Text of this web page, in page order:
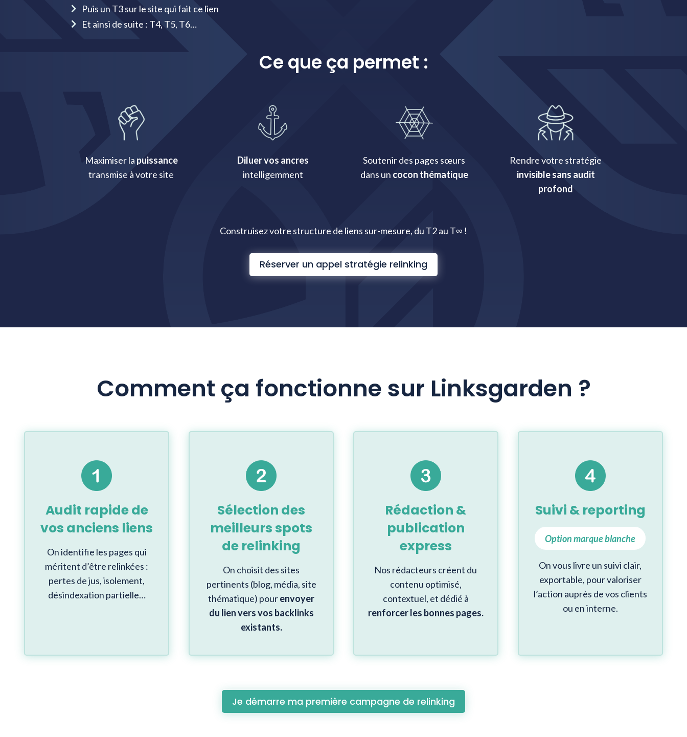
 Puis un T3 sur le site qui fait ce lien
 Et ainsi de suite : T4, T5, T6…
Ce que ça permet :
Maximiser la puissance
transmise à votre site
Diluer vos ancres
intelligemment
Soutenir des pages sœurs
dans un cocon thématique
Rendre votre stratégie
invisible sans audit
profond
Construisez votre structure de liens sur-mesure, du T2 au T∞ !
Réserver un appel stratégie relinking
Comment ça fonctionne sur Linksgarden ?
Audit rapide de
vos anciens liens
On identifie les pages qui
méritent d’être relinkées :
pertes de jus, isolement,
désindexation partielle…
Sélection des
meilleurs spots
de relinking
On choisit des sites
pertinents (blog, média, site
thématique) pourenvoyer
du lien vers vos backlinks
existants.
Rédaction &
publication
express
Nos rédacteurs créent du
contenu optimisé,
contextuel, et dédié à
renforcer les bonnes pages.
Suivi & reporting
Option marque blanche
On vous livre un suivi clair,
exportable, pour valoriser
l’action auprès de vos clients
ou en interne.
Je démarre ma première campagne de relinking